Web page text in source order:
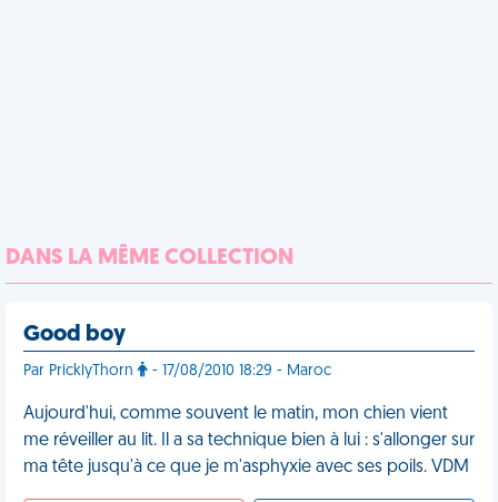
DANS LA MÊME COLLECTION
Good boy
Par PricklyThorn - 17/08/2010 18:29 - Maroc
Aujourd'hui, comme souvent le matin, mon chien vient
me réveiller au lit. Il a sa technique bien à lui : s'allonger sur
ma tête jusqu'à ce que je m'asphyxie avec ses poils. VDM